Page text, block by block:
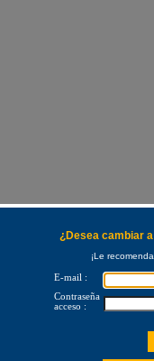
¿Desea cambiar
¡Le
E-mail :
Contraseña
acceso :